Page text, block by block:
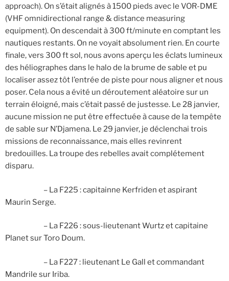
approach). On s’était alignés à 1500 pieds avec le VOR-DME
(VHF omnidirectional range & distance measuring
equipment). On descendait à 300 ft/minute en comptant les
nautiques restants. On ne voyait absolument rien. En courte
finale, vers 300 ft sol, nous avons aperçu les éclats lumineux
des héliographes dans le halo de la brume de sable et pu
localiser assez tôt l’entrée de piste pour nous aligner et nous
poser. Cela nous a évité un déroutement aléatoire sur un
terrain éloigné, mais c’était passé de justesse. Le 28 janvier,
aucune mission ne put être effectuée à cause de la tempête
de sable sur N’Djamena. Le 29 janvier, je déclenchai trois
missions de reconnaissance, mais elles revinrent
bredouilles. La troupe des rebelles avait complétement
disparu.
– La F225 : capitainne Kerfriden et aspirant
Maurin Serge.
– La F226 : sous-lieutenant Wurtz et capitaine
Planet sur Toro Doum.
– La F227 : lieutenant Le Gall et commandant
Mandrile sur Iriba.